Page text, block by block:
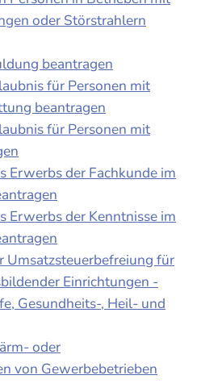
oder Störstrahlern
beantragen
für Personen mit
beantragen
für Personen mit
Erwerbs der Fachkunde im
Erwerbs der Kenntnisse im
Umsatzsteuerbefreiung für
Einrichtungen -
Gesundheits-, Heil- und
oder
von Gewerbebetrieben